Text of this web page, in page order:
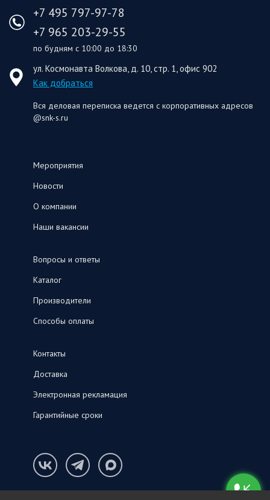
+7 495 797-97-78
+7 965 203-29-55
по будням с 10:00 до 18:30
ул. Космонавта Волкова, д. 10, стр. 1, офис 902
Как добраться
Вся деловая переписка ведется с корпоративных адресов
@snk-s.ru
Мероприятия
Новости
О компании
Наши вакансии
Вопросы и ответы
Каталог
Производители
Способы оплаты
Контакты
Доставка
Электронная рекламация
Гарантийные сроки